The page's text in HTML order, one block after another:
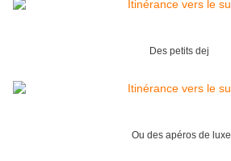
Des petits dej
Ou des apéros de luxe